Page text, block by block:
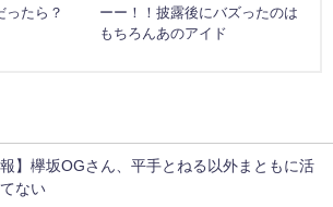
ったら？
ーー！！披露後にバズったのは
もちろんあのアイド
報】欅坂OGさん、平手とねる以外まともに活
ない